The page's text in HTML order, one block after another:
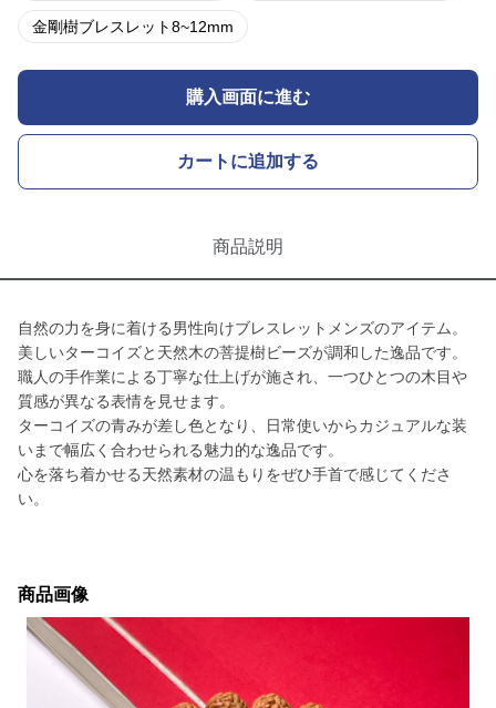
金剛樹ブレスレット8~12mm
購入画面に進む
カートに追加する
商品説明
自然の力を身に着ける男性向けブレスレットメンズのアイテム。
美しいターコイズと天然木の菩提樹ビーズが調和した逸品です。
職人の手作業による丁寧な仕上げが施され、一つひとつの木目や
質感が異なる表情を見せます。
ターコイズの青みが差し色となり、日常使いからカジュアルな装
いまで幅広く合わせられる魅力的な逸品です。
心を落ち着かせる天然素材の温もりをぜひ手首で感じてくださ
い。
商品画像